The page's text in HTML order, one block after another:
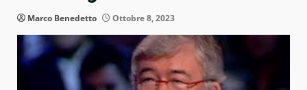
Marco Benedetto Ottobre 8, 2023